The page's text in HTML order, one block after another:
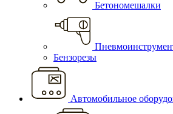
Бетономешалки
Бензорезы
Автомобильное